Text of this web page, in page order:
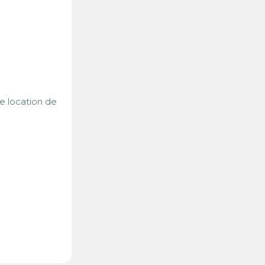
location de